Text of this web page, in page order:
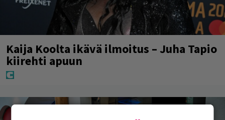
Kaija Koolta ikävä ilmoitus – Juha Tapio
kiirehti apuun